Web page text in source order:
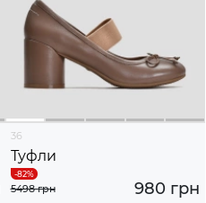
36
Туфли
980 грн
5498 грн